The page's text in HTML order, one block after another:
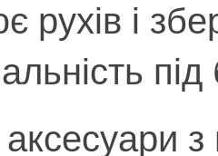
рухів і